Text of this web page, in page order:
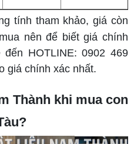
tính tham khảo, giá còn
nên để biết giá chính
HOTLINE: 0902 469
giá chính xác nhất.
Thành khi mua con